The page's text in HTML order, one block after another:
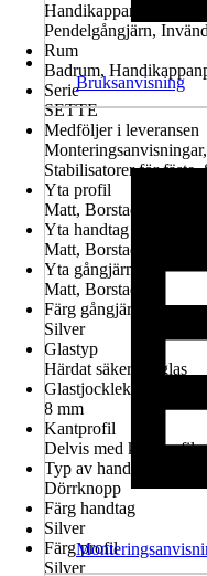
Handikappanpassad
Pendelgångjärn,
Rum
Badrum,
Serie
SETTE
Medföljer i leveransen
Stabilisatorer för
Yta profil
Matt, Borstad
Yta handtag
Matt, Borstad
Yta gångjärn
Matt, Borstad
Färg gångjärn
Silver
Glastyp
Härdat säkerhetsglas
Glastjocklek
8 mm
Kantprofil
Delvis med kantprofil
Typ av handtag
Dörrknopp
Färg handtag
Silver
Färg profil
Silver
Bruksanvisning